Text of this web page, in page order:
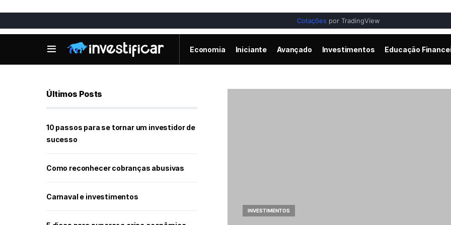
Cotações por TradingView
Economia Iniciante Avançado Investimentos Educação
INVESTIMENTOS
Últimos Posts
10 passos para se tornar um investidor de
sucesso
Como reconhecer cobranças abusivas
Carnaval e investimentos